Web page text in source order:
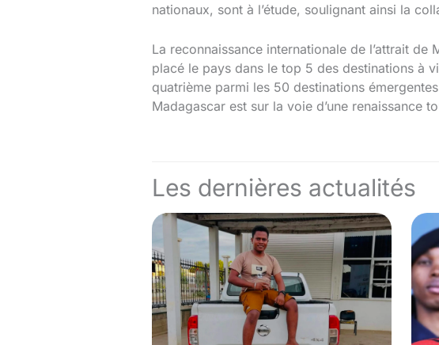
nationaux, sont à l’étude, soulignant ainsi la
La reconnaissance internationale de l’attrait
placé le pays dans le top 5 des destinations à
quatrième parmi les 50 destinations
Madagascar est sur la voie d’une renaissance
Les dernières actualités